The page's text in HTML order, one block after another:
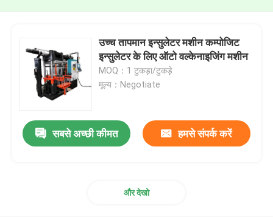
उच्च तापमान इन्सुलेटर मशीन कम्पोजिट
इन्सुलेटर के लिए ऑटो वल्केनाइजिंग मशीन
MOQ：1 टुकड़ा/टुकड़े
मूल्य：Negotiate
सबसे अच्छी कीमत हमसे संपर्क करें
और देखो